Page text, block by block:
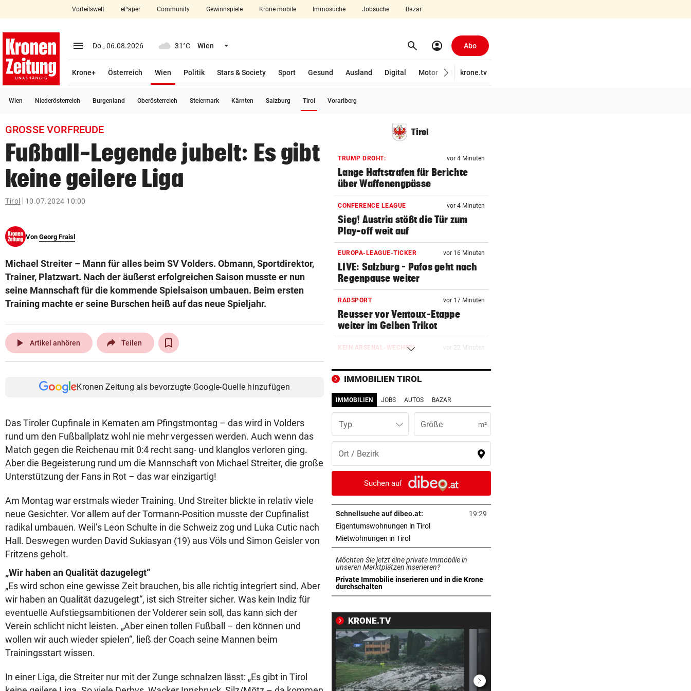
closeSchließen
account_circle Anmelden
arrow_right
bookmark
search
Suchbegriff
eingeben
© Krone Multimedia GmbH & Co KG 2026
Vorteilswelt ePaper Community Gewinnspiele Krone mobile Immosuche Jobsuche Bazar
menu Menü aufklappen
Do., 06.08.2026 31°C Wien Menü aufklappen search Suchen
account_circle Abo
Krone+ Österreich Wien
Politik
Stars & Society Sport Gesund Ausland Digital Motor Wirtschaft
krone.tv
Wien Niederösterreich Burgenland Oberösterreich Steiermark Kärnten Salzburg Tirol Vorarlberg
GROSSE VORFREUDE
Fußball-Legende jubelt: Es gibt
keine geilere Liga
Tirol 10.07.2024 10:00
Von Georg Fraisl
Michael Streiter – Mann für alles beim SV Volders. Obmann, Sportdirektor,
Trainer, Platzwart. Nach der äußerst erfolgreichen Saison musste er nun
seine Mannschaft für die kommende Spielsaison umbauen. Beim ersten
Training machte er seine Burschen heiß auf das neue Spieljahr.
play_arrow Artikel anhören Teilen
Kronen Zeitung als bevorzugte Google-Quelle hinzufügen
Das Tiroler Cupfinale in Kematen am Pfingstmontag – das wird in Volders
rund um den Fußballplatz wohl nie mehr vergessen werden. Auch wenn das
Match gegen die Reichenau mit 0:4 recht sang- und klanglos verloren ging.
Aber die Begeisterung rund um die Mannschaft von Michael Streiter, die große
Unterstützung der Fans in Rot – das war einzigartig!
Am Montag war erstmals wieder Training. Und Streiter blickte in relativ viele
neue Gesichter. Vor allem auf der Tormann-Position musste der Cupfinalist
radikal umbauen. Weil’s Leon Schulte in die Schweiz zog und Luka Cutic nach
Hall. Deswegen wurden David Sukiasyan (19) aus Völs und Simon Geisler von
Fritzens geholt.
„Wir haben an Qualität dazugelegt“
„Es wird schon eine gewisse Zeit brauchen, bis alle richtig integriert sind. Aber
wir haben an Qualität dazugelegt“, ist sich Streiter sicher. Was kein Indiz für
eventuelle Aufstiegsambitionen der Volderer sein soll, das kann sich der
Verein schlicht nicht leisten. „Aber einen tollen Fußball – den können und
wollen wir auch wieder spielen“, ließ der Coach seine Mannen beim
Trainingsstart wissen.
In einer Liga, die Streiter nur mit der Zunge schnalzen lässt: „Es gibt in Tirol
Tirol
TRUMP DROHT: vor 4 Minuten
Lange Haftstrafen für Berichte
über Waffenengpässe
CONFERENCE LEAGUE vor 4 Minuten
Sieg! Austria stößt die Tür zum
Play-off weit auf
EUROPA-LEAGUE-TICKER vor 16 Minuten
LIVE: Salzburg – Pafos geht nach
Regenpause weiter
RADSPORT vor 17 Minuten
Reusser vor Ventoux-Etappe
weiter im Gelben Trikot
KEIN ARSENAL-WECHSEL vor 22 Minuten
Madrid bis 2032
UKRAINISCHER ANGRIFF?
Vor Oman havarierter Tanker:
Ölkatastrophe droht
„VERSTEHE ICH NICHT“ vor einer Stunde
ÖFB-Kicker Wimmer packt über
Morddrohungen aus
ABSCHIED AUS ENGLAND vor einer Stunde
Spanien-Star Rodri vor Wechsel
zum FC Barcelona
2 JAHRE LANG GETESTET
Drei Steirer tüfteln an der idealen
Boxershort
DRAMATISCHE RETTUNG vor 2 Stunden
„In der Wohnung war es verraucht
CONFERENCE LEAGUE vor 2 Stunden
Später Doppelschlag fixiert
Rapid-Sieg in Estland
60 MILLIONEN € SCHADEN vor 2 Stunden
IMMOBILIEN TIROL
IMMOBILIEN JOBS AUTOS BAZAR
Typ m²
Suchen auf
Schnellsuche auf dibeo.at:
19:29
Eigentumswohnungen in Tirolin neuem Tab öffnen
Mietwohnungen in Tirolin neuem Tab öffnen
Möchten Sie jetzt eine private Immobilie in
unseren Marktplätzen inserieren?
Private Immobilie inserieren und in die Krone
durchschalten
in neuem Tab öffnen
KRONE.TV